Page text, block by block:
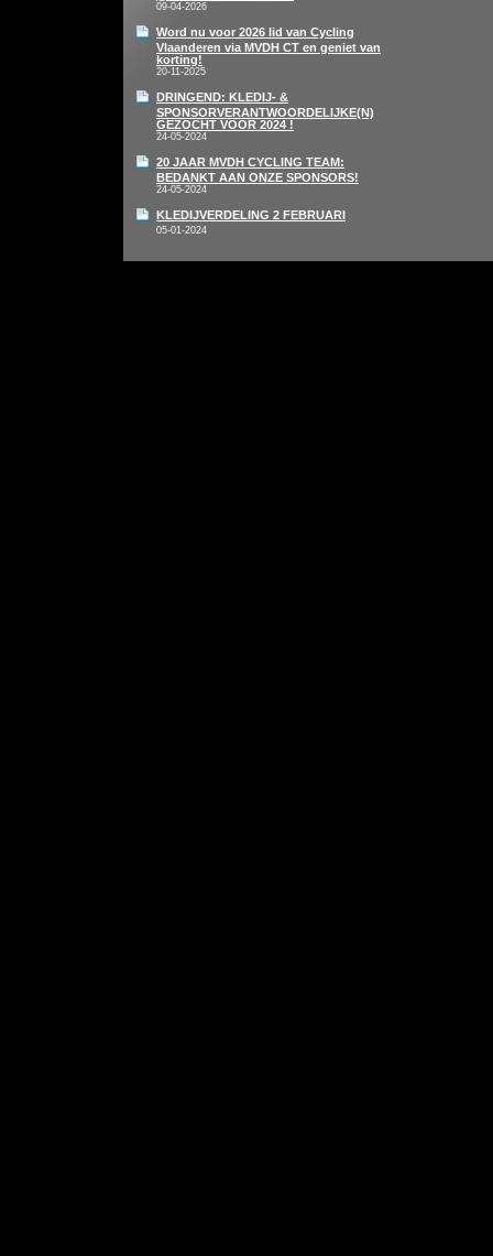
09-04-2026
Word nu voor 2026 lid van Cycling
Vlaanderen via MVDH CT en geniet van
korting!
20-11-2025
DRINGEND: KLEDIJ- &
SPONSORVERANTWOORDELIJKE(N)
GEZOCHT VOOR 2024 !
24-05-2024
20 JAAR MVDH CYCLING TEAM:
BEDANKT AAN ONZE SPONSORS!
24-05-2024
KLEDIJVERDELING 2 FEBRUARI
05-01-2024